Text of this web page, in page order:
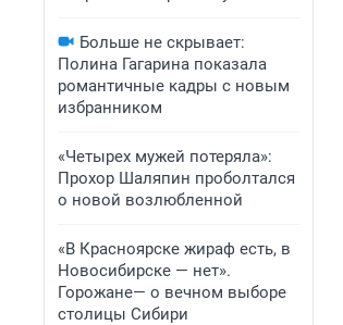
Больше не скрывает:
Полина Гагарина показала
романтичные кадры с новым
избранником
«Четырех мужей потеряла»:
Прохор Шаляпин проболтался
о новой возлюбленной
«В Красноярске жираф есть, в
Новосибирске — нет».
Горожане— о вечном выборе
столицы Сибири